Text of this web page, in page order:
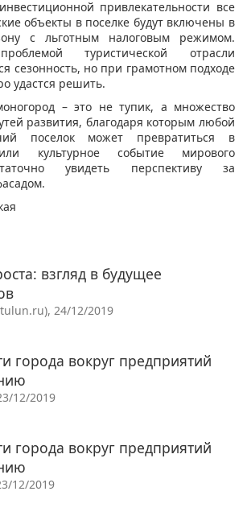
привлекательности все
объекты в поселке будут включены в
с льготным налоговым режимом.
туристической отрасли
сезонность, но при грамотном подходе
удастся решить.
– это не тупик, а множество
развития, благодаря которым любой
поселок может превратиться в
культурное событие мирового
увидеть перспективу за
взгляд в будущее
24/12/2019
города вокруг предприятий
12/2019
города вокруг предприятий
12/2019